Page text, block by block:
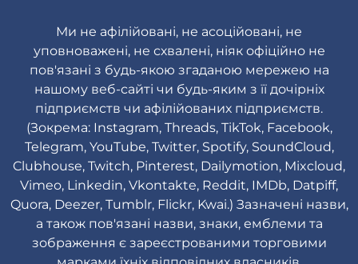
Ми не афілійовані, не асоційовані, не
уповноважені, не схвалені, ніяк офіційно не
пов'язані з будь-якою згаданою мережею на
нашому веб-сайті чи будь-яким з її дочірніх
підприємств чи афілійованих підприємств.
(Зокрема: Instagram, Threads, TikTok, Facebook,
Telegram, YouTube, Twitter, Spotify, SoundCloud,
Clubhouse, Twitch, Pinterest, Dailymotion, Mixcloud,
Vimeo, Linkedin, Vkontakte, Reddit, IMDb, Datpiff,
Quora, Deezer, Tumblr, Flickr, Kwai.) Зазначені назви,
а також пов'язані назви, знаки, емблеми та
зображення є зареєстрованими торговими